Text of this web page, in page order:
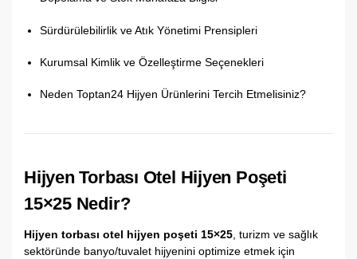
Sürdürülebilirlik ve Atık Yönetimi Prensipleri
Kurumsal Kimlik ve Özelleştirme Seçenekleri
Neden Toptan24 Hijyen Ürünlerini Tercih Etmelisiniz?
Hijyen Torbası Otel Hijyen Poşeti
15×25 Nedir?
Hijyen torbası otel hijyen poşeti 15×25, turizm ve sağlık
sektöründe banyo/tuvalet hijyenini optimize etmek için